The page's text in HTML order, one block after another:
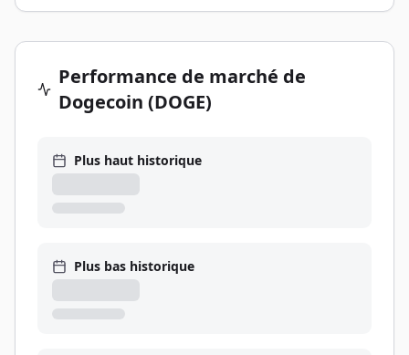
Performance de marché de
Dogecoin (DOGE)
Plus haut historique
Plus bas historique